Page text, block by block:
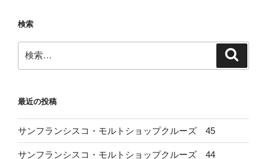
検索
索:
最近の投稿
サンフランシスコ・モルトショップクルーズ 45
サンフランシスコ・モルトショップクルーズ 44